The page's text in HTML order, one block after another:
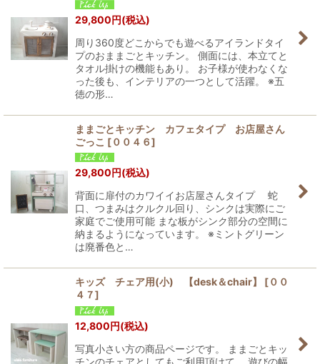
29,800円(税込)
周り360度どこからでも遊べるアイランドタイ
プのおままごとキッチン。 側面には、本立てと
タオル掛けの機能もあり。 お子様が使わなくな
った後も、インテリアの一つとして活躍。 ※五
徳の形…
ままごとキッチン カフェタイプ お店屋さん
ごっこ [００４６]
29,800円(税込)
背面に扉付のカワイイお店屋さんタイプ 蛇
口、つまみはクルクル回り、シンクは実際にご
家庭でご使用可能 まな板がシンク部分の空間に
納まるようになっています。 ※ミントグリーン
は廃番色と…
キッズ チェア用(小) 【desk＆chair】 [００
４７]
12,800円(税込)
写真小さい方の商品ページです。 ままごとキッ
チンのチェアとしてもご利用頂けて、 遊びの幅